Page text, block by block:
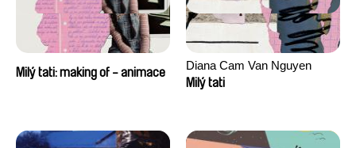
Milý tati: making of - animace
Diana Cam Van Nguyen
Milý tati